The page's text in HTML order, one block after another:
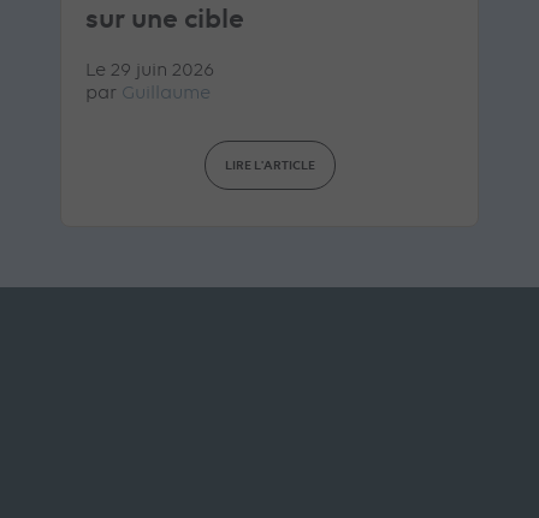
sur une cible
Le 29 juin 2026
par Guillaume
LIRE L'ARTICLE